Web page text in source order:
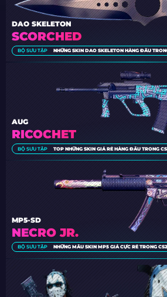
SCORCHED
DAO SKELETON
BỘ SƯU TẬP NHỮNG SKIN DAO SKELETON HÀNG ĐẦU
RICOCHET
AUG
BỘ SƯU TẬP TOP NHỮNG SKIN GIÁ RẺ HÀNG ĐẦU TRONG
NECRO JR.
MP5-SD
BỘ SƯU TẬP NHỮNG MẪU SKIN MP5 GIÁ CỰC RẺ TRONG